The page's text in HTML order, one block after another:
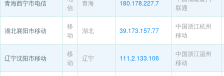
青海西宁市电信
信
青海 180.178.227.7
联通
湖北襄阳市移动
移
动
湖北 39.173.157.77
中国浙江杭州
移动
辽宁沈阳市移动
移
动
辽宁 111.2.133.106
中国浙江温州
移动